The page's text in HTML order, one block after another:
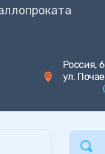
Россия,
ул.